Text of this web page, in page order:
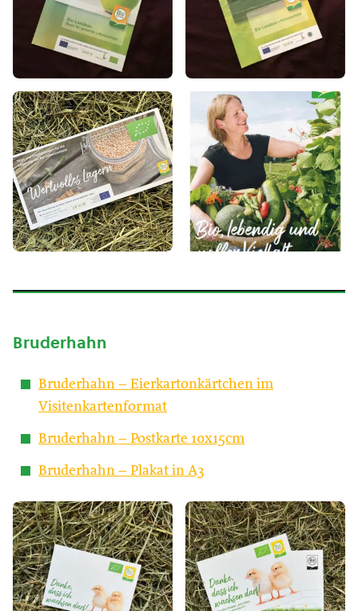
Bruderhahn
Bruderhahn – Eierkartonkärtchen im
Visitenkartenformat
Bruderhahn – Postkarte 10x15cm
Bruderhahn – Plakat in A3